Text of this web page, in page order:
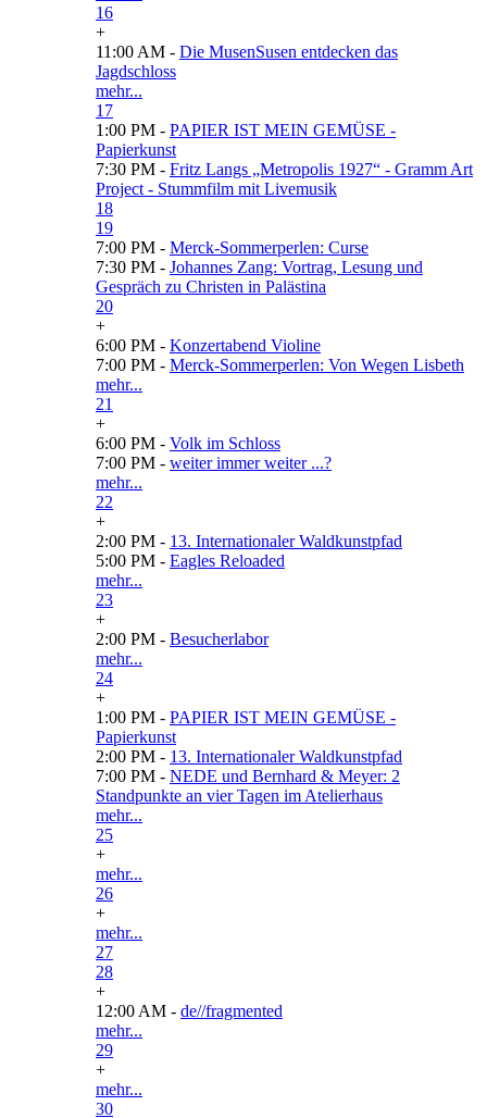
16
+
11:00 AM - Die MusenSusen entdecken das
Jagdschloss
mehr...
17
1:00 PM - PAPIER IST MEIN GEMÜSE -
Papierkunst
7:30 PM - Fritz Langs „Metropolis 1927“ - Gramm Art
Project - Stummfilm mit Livemusik
18
19
7:00 PM - Merck-Sommerperlen: Curse
7:30 PM - Johannes Zang: Vortrag, Lesung und
Gespräch zu Christen in Palästina
20
+
6:00 PM - Konzertabend Violine
7:00 PM - Merck-Sommerperlen: Von Wegen Lisbeth
mehr...
21
+
6:00 PM - Volk im Schloss
7:00 PM - weiter immer weiter ...?
mehr...
22
+
2:00 PM - 13. Internationaler Waldkunstpfad
5:00 PM - Eagles Reloaded
mehr...
23
+
2:00 PM - Besucherlabor
mehr...
24
+
1:00 PM - PAPIER IST MEIN GEMÜSE -
Papierkunst
2:00 PM - 13. Internationaler Waldkunstpfad
7:00 PM - NEDE und Bernhard & Meyer: 2
Standpunkte an vier Tagen im Atelierhaus
mehr...
25
+
mehr...
26
+
mehr...
27
28
+
12:00 AM - de//fragmented
mehr...
29
+
mehr...
30